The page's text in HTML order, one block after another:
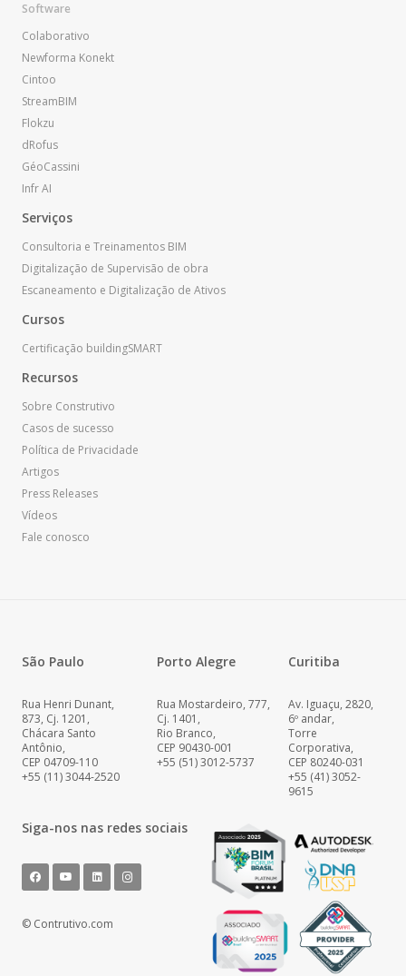
Software
Colaborativo
Newforma Konekt
Cintoo
StreamBIM
Flokzu
dRofus
GéoCassini
Infr AI
Serviços
Consultoria e Treinamentos BIM
Digitalização de Supervisão de obra
Escaneamento e Digitalização de Ativos
Cursos
Certificação buildingSMART
Recursos
Sobre Construtivo
Casos de sucesso
Política de Privacidade
Artigos
Press Releases
Vídeos
Fale conosco
São Paulo
Rua Henri Dunant,
873, Cj. 1201,
Chácara Santo
Antônio,
CEP 04709-110
+55 (11) 3044-2520
Porto Alegre
Rua Mostardeiro, 777,
Cj. 1401,
Rio Branco,
CEP 90430-001
+55 (51) 3012-5737
Curitiba
Av. Iguaçu, 2820,
6º andar,
Torre
Corporativa,
CEP 80240-031
+55 (41) 3052-
9615
Siga-nos nas redes sociais
© Contrutivo.com